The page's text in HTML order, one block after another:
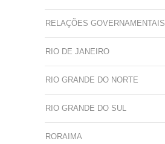
RELAÇÕES GOVERNAMENTAIS
RIO DE JANEIRO
RIO GRANDE DO NORTE
RIO GRANDE DO SUL
RORAIMA